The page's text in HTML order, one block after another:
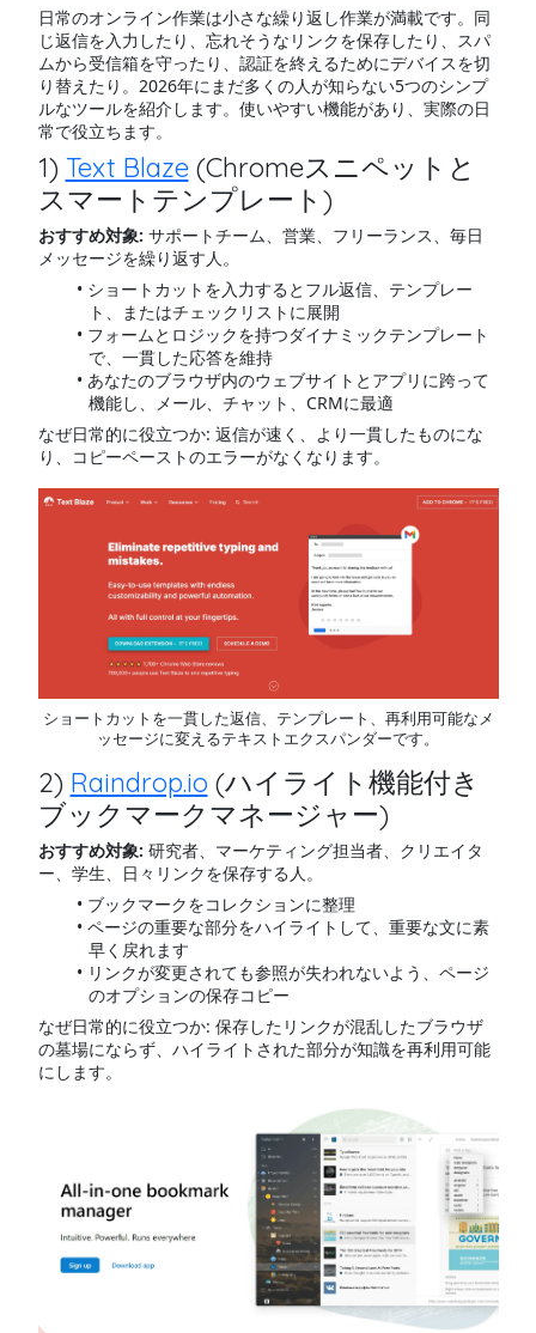
日常のオンライン作業は小さな繰り返し作業が満載です。同
じ返信を入力したり、忘れそうなリンクを保存したり、スパ
ムから受信箱を守ったり、認証を終えるためにデバイスを切
り替えたり。2026年にまだ多くの人が知らない5つのシンプ
ルなツールを紹介します。使いやすい機能があり、実際の日
常で役立ちます。
1) Text Blaze(Chromeスニペットと
スマートテンプレート)
おすすめ対象: サポートチーム、営業、フリーランス、毎日
メッセージを繰り返す人。
ショートカットを入力するとフル返信、テンプレー
ト、またはチェックリストに展開
フォームとロジックを持つダイナミックテンプレート
で、一貫した応答を維持
あなたのブラウザ内のウェブサイトとアプリに跨って
機能し、メール、チャット、CRMに最適
なぜ日常的に役立つか: 返信が速く、より一貫したものにな
り、コピーペーストのエラーがなくなります。
ショートカットを一貫した返信、テンプレート、再利用可能なメ
ッセージに変えるテキストエクスパンダーです。
2) Raindrop.io (ハイライト機能付き
ブックマークマネージャー)
おすすめ対象: 研究者、マーケティング担当者、クリエイタ
ー、学生、日々リンクを保存する人。
ブックマークをコレクションに整理
ページの重要な部分をハイライトして、重要な文に素
早く戻れます
リンクが変更されても参照が失われないよう、ページ
のオプションの保存コピー
なぜ日常的に役立つか: 保存したリンクが混乱したブラウザ
の墓場にならず、ハイライトされた部分が知識を再利用可能
にします。